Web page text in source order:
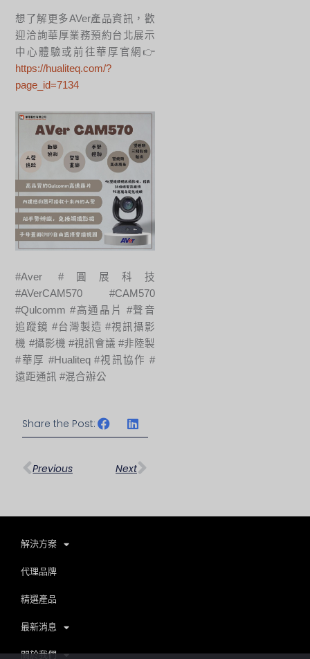
想了解更多AVer產品資訊，歡
迎洽詢華厚業務預約台北展示
中心體驗或前往華厚官網👉
https://hualiteq.com/?
page_id=7134
#Aver #圓展科技
#AVerCAM570 #CAM570
#Qulcomm #高通晶片 #聲音
追蹤鏡 #台灣製造 #視訊攝影
機 #攝影機 #視訊會議 #非陸製
#華厚 #Hualiteq #視訊協作 #
遠距通訊 #混合辦公
Share the Post:
上一頁
Previous Next
下一篇
解決方案
代理品牌
精選產品
最新消息
關於我們